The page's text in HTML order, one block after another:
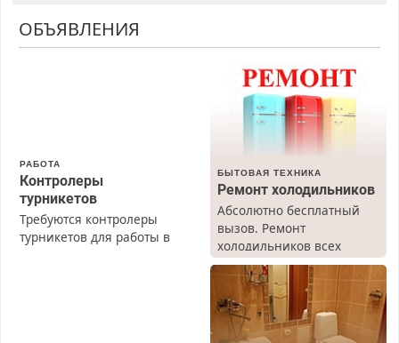
ОБЪЯВЛЕНИЯ
РАБОТА
Контролеры
турникетов
Требуются контролеры
турникетов для работы в
БЫТОВАЯ ТЕХНИКА
Ремонт холодильников
Абсолютно бесплатный
вызов. Ремонт
холодильников всех
марок на дому, с
гарантией. Все р-ны.
Срочно. Без выходных.
Пенсионерам – скидки до
40%. Мастер со стажем.